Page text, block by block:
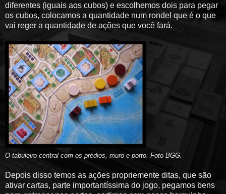
diferentes (iguais aos cubos) e escolhemos dois para pegar
os cubos, colocamos a quantidade num rondel que é o que
vai reger a quantidade de ações que você fará.
O tabuleiro central com os prédios, muro e porto. Foto BGG.
Depois disso temos as ações propriemente ditas, que são
ativar cartas, parte importantíssima do jogo, pegamos bens